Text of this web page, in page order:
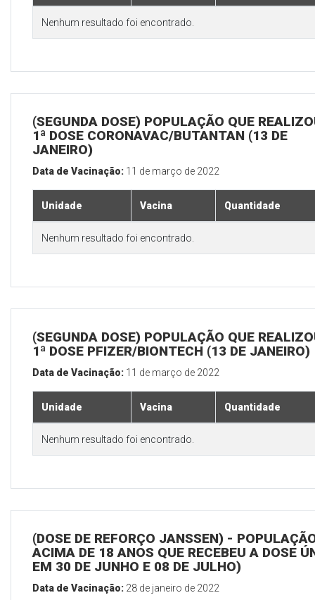
Nenhum resultado foi encontrado.
(SEGUNDA DOSE) POPULAÇÃO QUE
1ª DOSE CORONAVAC/BUTANTAN (13 DE
JANEIRO)
Data de Vacinação: 11 de março de 2022
Unidade Vacina Quantidade
Nenhum resultado foi encontrado.
(SEGUNDA DOSE) POPULAÇÃO QUE
1ª DOSE PFIZER/BIONTECH (13 DE JANEIRO)
Data de Vacinação: 11 de março de 2022
Unidade Vacina Quantidade
Nenhum resultado foi encontrado.
(DOSE DE REFORÇO JANSSEN) -
ACIMA DE 18 ANOS QUE RECEBEU A DOSE
EM 30 DE JUNHO E 08 DE JULHO)
Data de Vacinação: 28 de janeiro de 2022